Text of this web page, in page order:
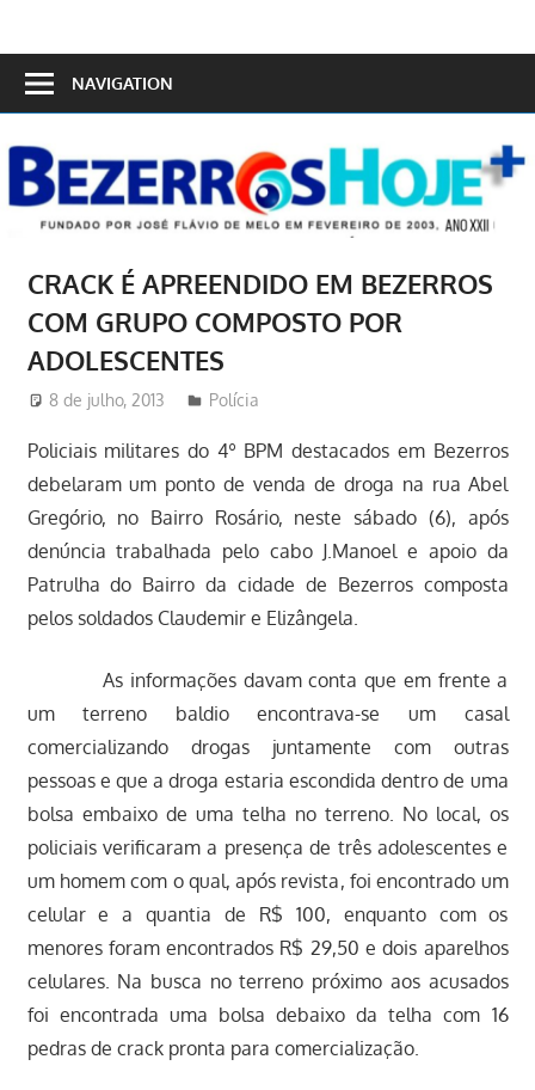
content
Bezerros
Hoje
NAVIGATION
CRACK É APREENDIDO EM BEZERROS
COM GRUPO COMPOSTO POR
ADOLESCENTES
8 de julho, 2013 Redator
Polícia
Policiais militares do 4º BPM destacados em Bezerros
debelaram um ponto de venda de droga na rua Abel
Gregório, no Bairro Rosário, neste sábado (6), após
denúncia trabalhada pelo cabo J.Manoel e apoio da
Patrulha do Bairro da cidade de Bezerros composta
pelos soldados Claudemir e Elizângela.
As informações davam conta que em frente a
um terreno baldio encontrava-se um casal
comercializando drogas juntamente com outras
pessoas e que a droga estaria escondida dentro de uma
bolsa embaixo de uma telha no terreno. No local, os
policiais verificaram a presença de três adolescentes e
um homem com o qual, após revista, foi encontrado um
celular e a quantia de R$ 100, enquanto com os
menores foram encontrados R$ 29,50 e dois aparelhos
celulares. Na busca no terreno próximo aos acusados
foi encontrada uma bolsa debaixo da telha com 16
pedras de crack pronta para comercialização.